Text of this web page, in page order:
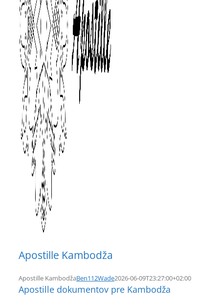
Apostille Kambodža
Apostille KambodžaBen112Wade2026-06-09T23:27:00+02:00
Apostille dokumentov pre Kambodža